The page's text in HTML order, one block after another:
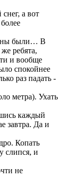
а вот
были… В
ребята,
и вообще
спокойнее
раз падать -
метра). Ухать
каждый
завтра. Да и
Копать
слипся, и
не